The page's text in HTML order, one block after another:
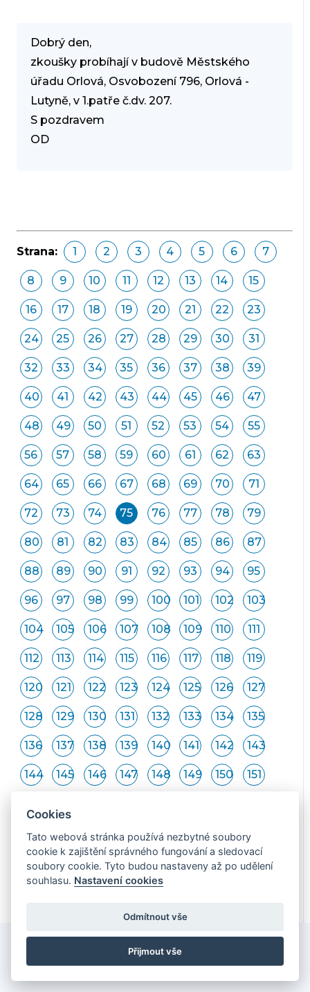
Dobrý den,
zkoušky probíhají v budově Městského
úřadu Orlová, Osvobození 796, Orlová -
Lutyně, v 1.patře č.dv. 207.
S pozdravem
OD
Strana: 1 2 3 4 5 6 7
8 9 10 11 12 13 14 15
16 17 18 19 20 21 22 23
24 25 26 27 28 29 30 31
32 33 34 35 36 37 38 39
40 41 42 43 44 45 46 47
48 49 50 51 52 53 54 55
56 57 58 59 60 61 62 63
64 65 66 67 68 69 70 71
72 73 74 75 76 77 78 79
80 81 82 83 84 85 86 87
88 89 90 91 92 93 94 95
96 97 98 99 100 101 102 103
104 105 106 107 108 109 110 111
112 113 114 115 116 117 118 119
120 121 122 123 124 125 126 127
128 129 130 131 132 133 134 135
136 137 138 139 140 141 142 143
144 145 146 147 148 149 150 151
160 161 162 163 164 165 166 167
168 169 170 171 172 173
ADRESA
Cookies
Tato webová stránka používá nezbytné soubory
cookie k zajištění správného fungování a sledovací
soubory cookie. Tyto budou nastaveny až po udělení
souhlasu. Nastavení cookies
Odmítnout vše
Přijmout vše